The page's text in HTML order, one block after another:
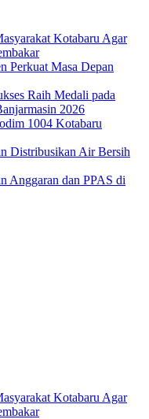
Kotabaru Agar
Perkuat Masa Depan
Raih Medali pada
2026
1004 Kotabaru
Distribusikan Air Bersih
Anggaran dan PPAS di
Kotabaru Agar